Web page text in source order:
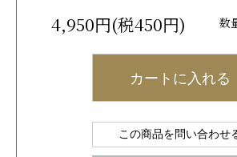
4,950円(税450円) 数
カートに入れる
この商品を問い合わせ